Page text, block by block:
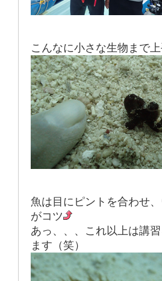
こんなに小さな生物まで
魚は目にピントを合わせ
がコツ
あっ、、、これ以上は講
ます（笑）